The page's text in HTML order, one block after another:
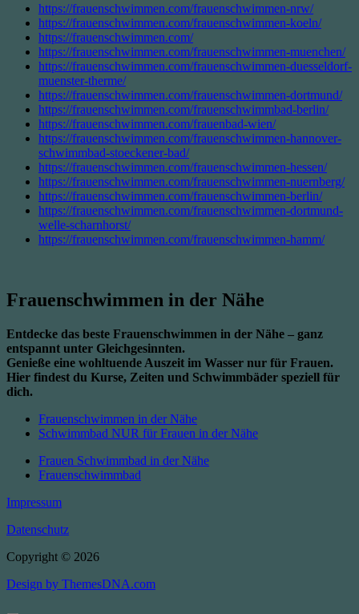
https://frauenschwimmen.com/frauenschwimmen-nrw/
https://frauenschwimmen.com/frauenschwimmen-koeln/
https://frauenschwimmen.com/
https://frauenschwimmen.com/frauenschwimmen-muenchen/
https://frauenschwimmen.com/frauenschwimmen-duesseldorf-
muenster-therme/
https://frauenschwimmen.com/frauenschwimmen-dortmund/
https://frauenschwimmen.com/frauenschwimmbad-berlin/
https://frauenschwimmen.com/frauenbad-wien/
https://frauenschwimmen.com/frauenschwimmen-hannover-
schwimmbad-stoeckener-bad/
https://frauenschwimmen.com/frauenschwimmen-hessen/
https://frauenschwimmen.com/frauenschwimmen-nuernberg/
https://frauenschwimmen.com/frauenschwimmen-berlin/
https://frauenschwimmen.com/frauenschwimmen-dortmund-
welle-scharnhorst/
https://frauenschwimmen.com/frauenschwimmen-hamm/
Frauenschwimmen in der Nähe
Entdecke das beste Frauenschwimmen in der Nähe – ganz
entspannt unter Gleichgesinnten.
Genieße eine wohltuende Auszeit im Wasser nur für Frauen.
Hier findest du Kurse, Zeiten und Schwimmbäder speziell für
dich.
Frauenschwimmen in der Nähe
Schwimmbad NUR für Frauen in der Nähe
Frauen Schwimmbad in der Nähe
Frauenschwimmbad
Impressum
Datenschutz
Copyright © 2026
Design by ThemesDNA.com